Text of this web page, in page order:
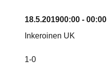
18.5.201900:00 - 00:00
Inkeroinen UK
1-0